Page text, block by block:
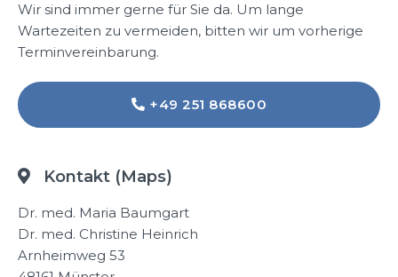
Wir sind immer gerne für Sie da. Um lange
Wartezeiten zu vermeiden, bitten wir um vorherige
Terminvereinbarung.
 +49 251 868600
 Kontakt (Maps)
Dr. med. Maria Baumgart
Dr. med. Christine Heinrich
Arnheimweg 53